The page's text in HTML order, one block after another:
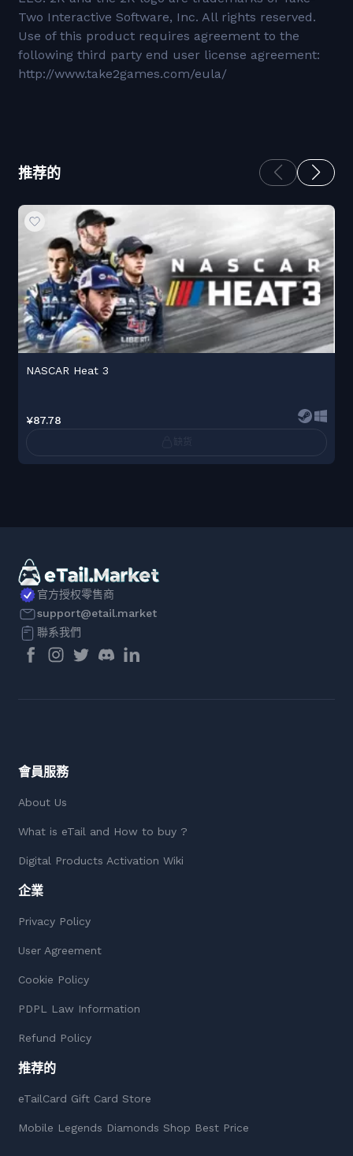
Two Interactive Software, Inc. All rights reserved.
Use of this product requires agreement to the
following third party end user license agreement:
http://www.take2games.com/eula/
推荐的
NASCAR Heat 3
¥87.78
官方授权零售商
support@etail.market
聯系我們
會員服務
About Us
What is eTail and How to buy ?
Digital Products Activation Wiki
企業
Privacy Policy
User Agreement
Cookie Policy
PDPL Law Information
Refund Policy
推荐的
eTailCard Gift Card Store
Mobile Legends Diamonds Shop Best Price